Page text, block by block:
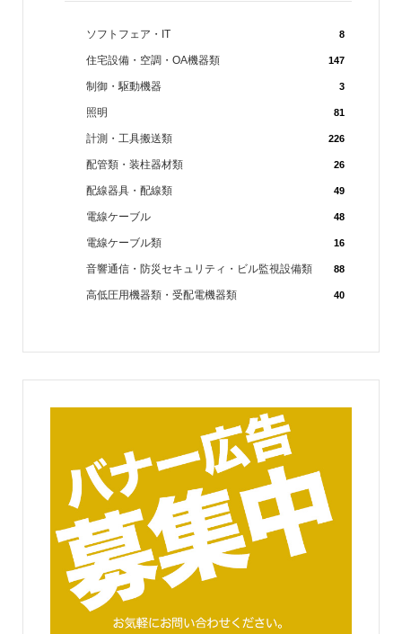
ソフトフェア・IT 8
住宅設備・空調・OA機器類 147
制御・駆動機器 3
照明 81
計測・工具搬送類 226
配管類・装柱器材類 26
配線器具・配線類 49
電線ケーブル 48
電線ケーブル類 16
音響通信・防災セキュリティ・ビル監視設備類 88
高低圧用機器類・受配電機器類 40